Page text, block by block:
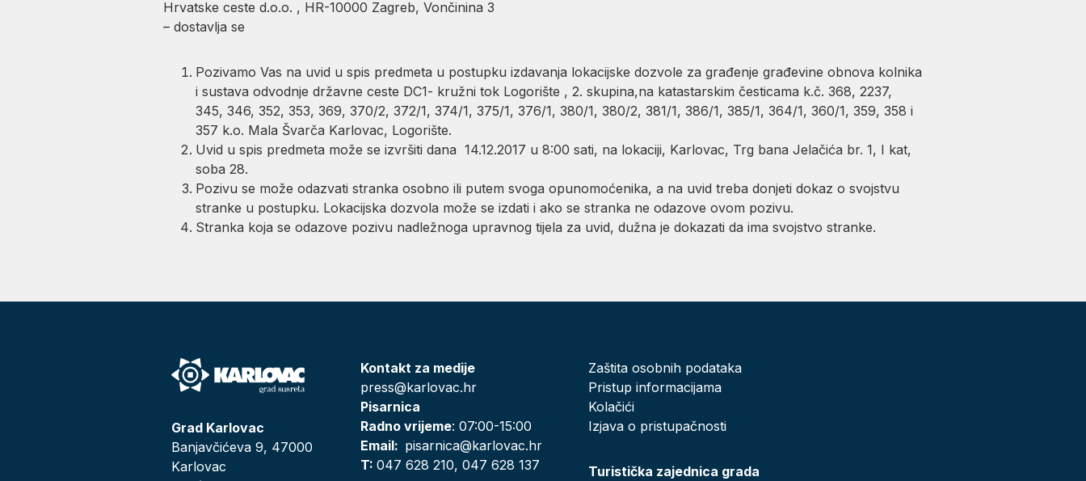
Hrvatske ceste d.o.o. , HR-10000 Zagreb, Vončinina 3
– dostavlja se
Pozivamo Vas na uvid u spis predmeta u postupku izdavanja lokacijske dozvole za građenje građevine obnova kolnika
i sustava odvodnje državne ceste DC1- kružni tok Logorište , 2. skupina,na katastarskim česticama k.č. 368, 2237,
345, 346, 352, 353, 369, 370/2, 372/1, 374/1, 375/1, 376/1, 380/1, 380/2, 381/1, 386/1, 385/1, 364/1, 360/1, 359, 358 i
357 k.o. Mala Švarča Karlovac, Logorište.
Uvid u spis predmeta može se izvršiti dana 14.12.2017 u 8:00 sati, na lokaciji, Karlovac, Trg bana Jelačića br. 1, I kat,
soba 28.
Pozivu se može odazvati stranka osobno ili putem svoga opunomoćenika, a na uvid treba donjeti dokaz o svojstvu
stranke u postupku. Lokacijska dozvola može se izdati i ako se stranka ne odazove ovom pozivu.
Stranka koja se odazove pozivu nadležnoga upravnog tijela za uvid, dužna je dokazati da ima svojstvo stranke.
Grad Karlovac
Banjavčićeva 9, 47000
Karlovac
Kontakt za medije
press@karlovac.hr
Pisarnica
Radno vrijeme: 07:00-15:00
Email: pisarnica@karlovac.hr
T:047 628 210, 047 628 137
Zaštita osobnih podataka
Pristup informacijama
Kolačići
Izjava o pristupačnosti
Turistička zajednica grada